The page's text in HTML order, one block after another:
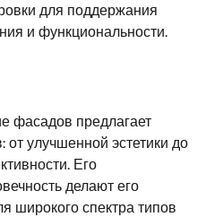
для поддержания
и функциональности.
фасадов предлагает
улучшенной эстетики до
Его
делают его
широкого спектра типов